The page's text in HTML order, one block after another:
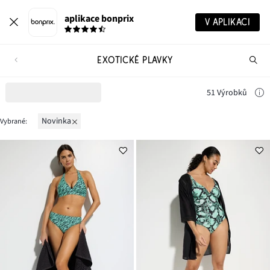
aplikace bonprix V APLIKACI
EXOTICKÉ PLAVKY
51 Výrobků
Vybrané: novinka